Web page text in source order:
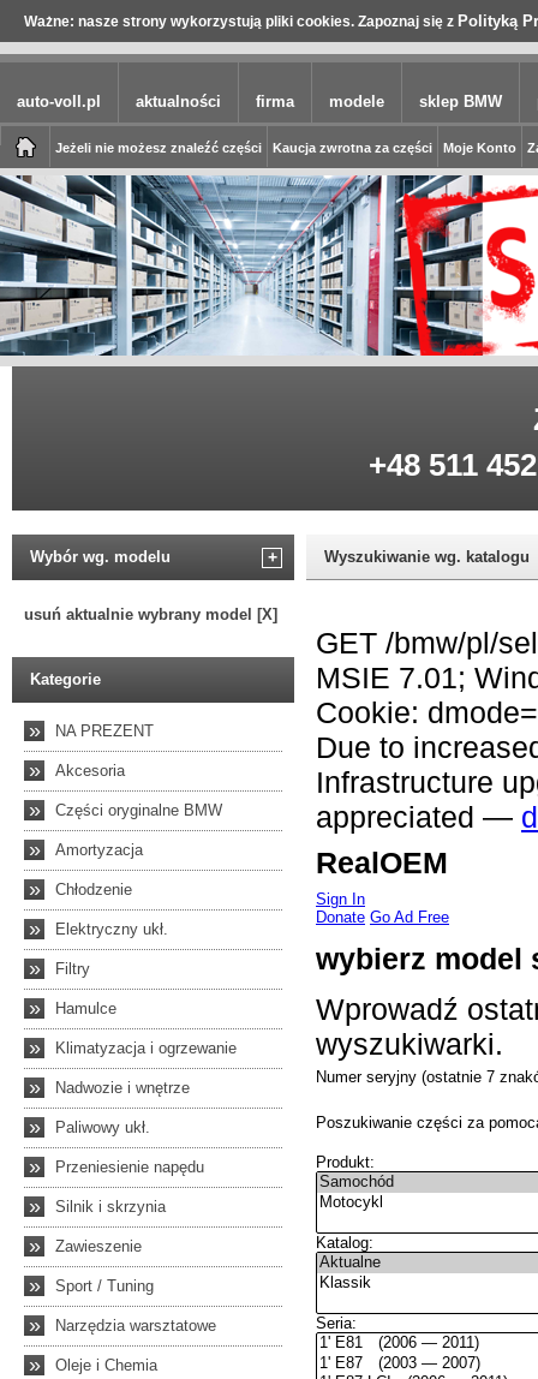
Ważne: nasze strony wykorzystują pliki cookies. Zapoznaj się z Polityką
auto-voll.pl aktualności firma modele sklep BMW
Jeżeli nie możesz znaleźć części Kaucja zwrotna za części Moje Konto
+48 511
Wybór wg. modelu +
usuń aktualnie wybrany model [X]
Kategorie
» NA PREZENT
» Akcesoria
» Części oryginalne BMW
» Amortyzacja
» Chłodzenie
» Elektryczny ukł.
» Filtry
» Hamulce
» Klimatyzacja i ogrzewanie
» Nadwozie i wnętrze
» Paliwowy ukł.
» Przeniesienie napędu
» Silnik i skrzynia
» Zawieszenie
» Sport / Tuning
» Narzędzia warsztatowe
» Oleje i Chemia
Wyszukiwanie wg. katalogu